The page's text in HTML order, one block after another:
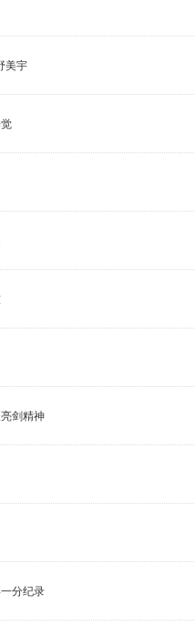
美宇
剑精神
分纪录